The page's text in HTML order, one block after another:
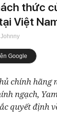
thức
Việt
| Johnny
Google
chính hãng
ngạch,
quyết định